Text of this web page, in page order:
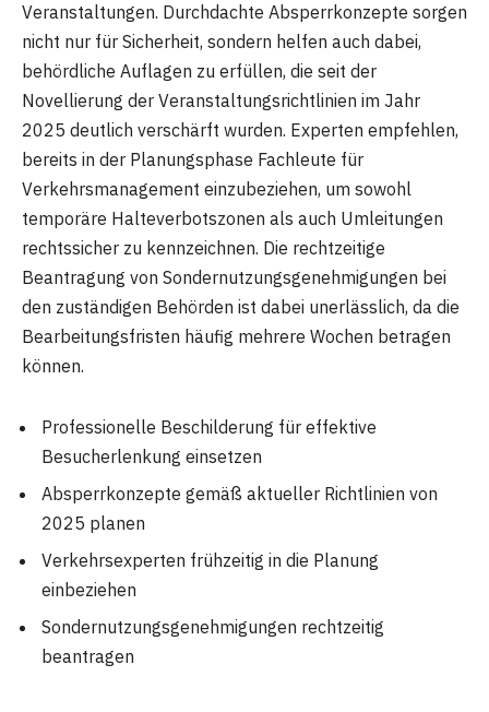
Veranstaltungen. Durchdachte Absperrkonzepte sorgen
nicht nur für Sicherheit, sondern helfen auch dabei,
behördliche Auflagen zu erfüllen, die seit der
Novellierung der Veranstaltungsrichtlinien im Jahr
2025 deutlich verschärft wurden. Experten empfehlen,
bereits in der Planungsphase Fachleute für
Verkehrsmanagement einzubeziehen, um sowohl
temporäre Halteverbotszonen als auch Umleitungen
rechtssicher zu kennzeichnen. Die rechtzeitige
Beantragung von Sondernutzungsgenehmigungen bei
den zuständigen Behörden ist dabei unerlässlich, da die
Bearbeitungsfristen häufig mehrere Wochen betragen
können.
Professionelle Beschilderung für effektive
Besucherlenkung einsetzen
Absperrkonzepte gemäß aktueller Richtlinien von
2025 planen
Verkehrsexperten frühzeitig in die Planung
einbeziehen
Sondernutzungsgenehmigungen rechtzeitig
beantragen